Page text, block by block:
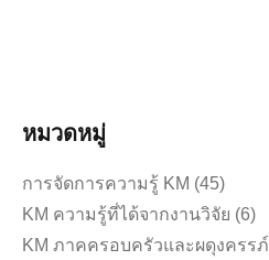
หมวดหมู่
การจัดการความรู้ KM (45)
KM ความรู้ที่ได้จากงานวิจัย (6)
KM ภาคครอบครัวและผดุงครรภ์